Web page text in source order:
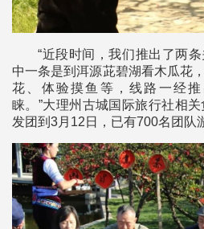
“近段时间，我们推出了两
中一条是到洱源茈碧湖看木瓜花
花、体验摸鱼等，线路一经
睐。”大理州古城国际旅行社相
发团到3月12日，已有700名团队